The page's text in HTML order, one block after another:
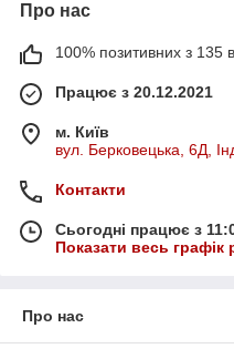
Про нас
100% позитивних з 135
Працює з 20.12.2021
м. Київ
вул. Берковецька, 6Д,
Контакти
Сьогодні працює з
Показати весь графік
Про нас